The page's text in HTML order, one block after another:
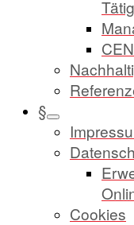
§
Cookies